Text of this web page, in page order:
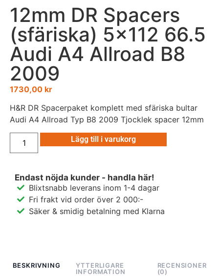
12mm DR Spacers
(sfäriska) 5×112 66.5
Audi A4 Allroad B8
2009
1730,00 kr
H&R DR Spacerpaket komplett med sfäriska bultar
Audi A4 Allroad Typ B8 2009 Tjocklek spacer 12mm
Lägg till i varukorg
Endast nöjda kunder - handla här!
Blixtsnabb leverans inom 1-4 dagar
Fri frakt vid order över 2 000:-
Säker & smidig betalning med Klarna
BESKRIVNING
YTTERLIGARE
INFORMATION
RECENSIONER
(0)